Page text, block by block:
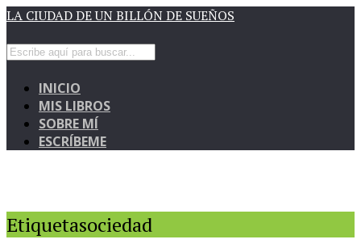
LA CIUDAD DE UN BILLÓN DE SUEÑOS
INICIO
MIS LIBROS
SOBRE MÍ
ESCRÍBEME
Etiquetasociedad